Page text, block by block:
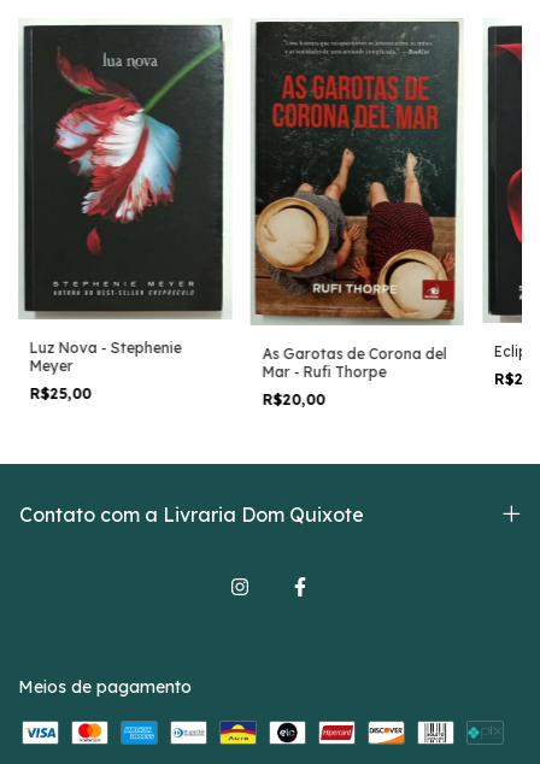
Luz Nova - Stephenie
Meyer
R$25,00
As Garotas de Corona del
Mar - Rufi Thorpe
R$20,00
Contato com a Livraria Dom Quixote
Meios de pagamento